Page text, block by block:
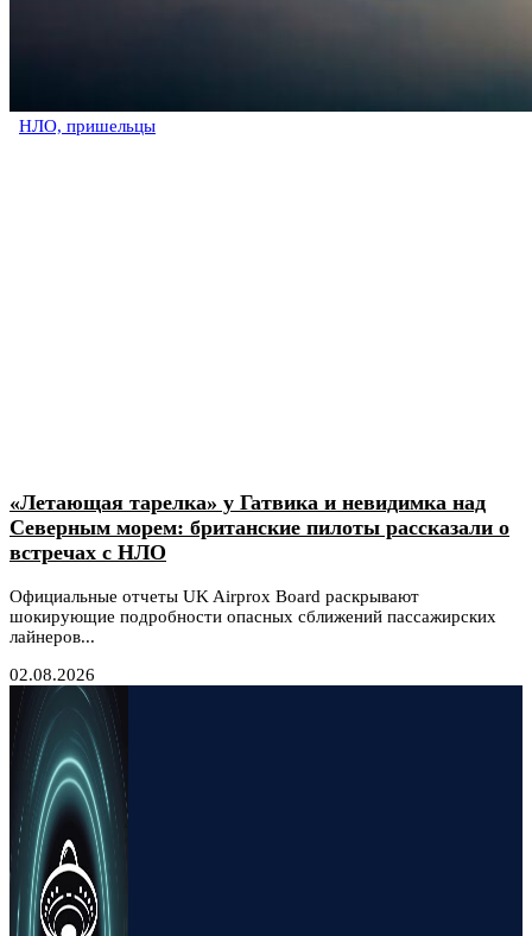
НЛО, пришельцы
«Летающая тарелка» у Гатвика и невидимка над
Северным морем: британские пилоты рассказали о
встречах с НЛО
Официальные отчеты UK Airprox Board раскрывают
шокирующие подробности опасных сближений пассажирских
лайнеров...
02.08.2026